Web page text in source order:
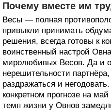
Почему вместе им
Весы — полная
привыкли принимать
решения, всегда готовы к
воинственный настрой
миролюбивых Весов. Да и
нерешительности
раздражаться и
конкретном прогнозе на
темп жизни у Овнов